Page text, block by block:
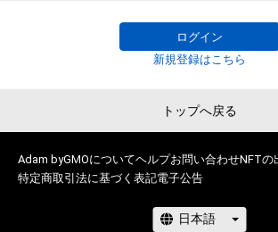
# 1/20ログイン
新規登録はこちら
トップへ戻る
Adam byGMOについてヘルプお問い合わせNFTの
特定商取引法に基づく表記電子公告